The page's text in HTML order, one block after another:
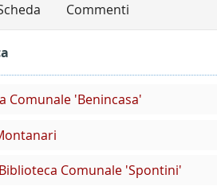
Commenti
Comunale 'Benincasa'
Biblioteca Comunale 'Spontini'